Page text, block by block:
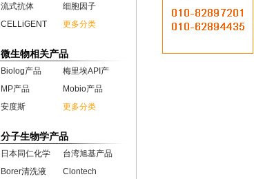
流式抗体
细胞因子
CELLiGENT
更多分类
微生物相关产品
Biolog产品
梅里埃API产
MP产品
Mobio产品
安度斯
更多分类
分子生物学产品
日本同仁化学
台湾旭基产品
Borer清洗液
Clontech